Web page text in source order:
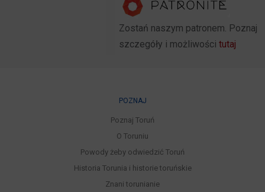
Zostań naszym patronem. Poznaj
szczegóły i możliwości tutaj
POZNAJ
Poznaj Toruń
O Toruniu
Powody żeby odwiedzić Toruń
Historia Torunia i historie toruńskie
Znani torunianie